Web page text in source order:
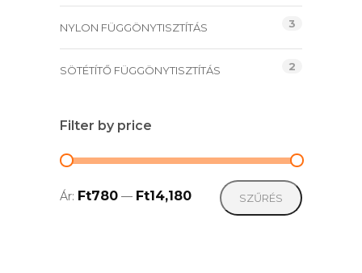
NYLON FÜGGÖNYTISZTÍTÁS 3
SÖTÉTÍTŐ FÜGGÖNYTISZTÍTÁS 2
Filter by price
Min
Max
SZŰRÉS
Ár: Ft780 — Ft14,180